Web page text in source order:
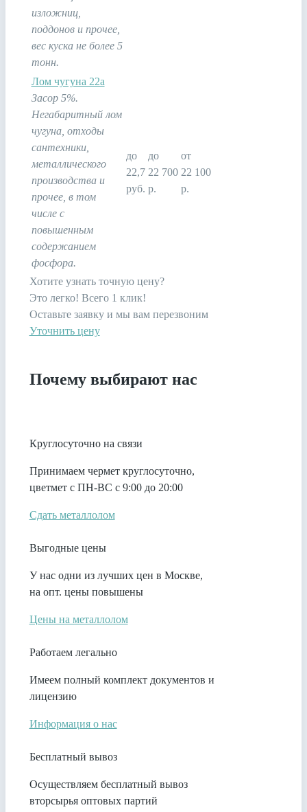
изложниц,
поддонов и прочее,
вес куска не более 5
тонн.
Лом чугуна 22а
Засор 5%.
Негабаритный лом
чугуна, отходы
сантехники,
металлического
производства и
прочее, в том
числе с
повышенным
содержанием
фосфора.
до
22,7
руб.
до
22 700
р.
от
22 100
р.
Хотите узнать точную цену?
Это легко! Всего 1 клик!
Оставьте заявку и мы вам перезвоним
Уточнить цену
Почему выбирают нас
Круглосуточно на связи
Принимаем чермет круглосуточно,
цветмет с ПН-ВС с 9:00 до 20:00
Сдать металлолом
Выгодные цены
У нас одни из лучших цен в Москве,
на опт. цены повышены
Цены на металлолом
Работаем легально
Имеем полный комплект документов и
лицензию
Информация о нас
Бесплатный вывоз
Осуществляем бесплатный вывоз
вторсырья оптовых партий